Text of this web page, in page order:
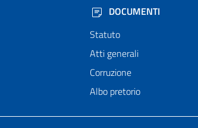
DOCUMENTI
Statuto
Atti generali
Corruzione
Albo pretorio